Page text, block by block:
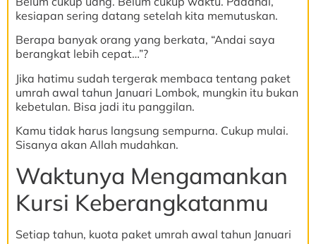
kesiapan sering datang setelah kita memutuskan.
Berapa banyak orang yang berkata, “Andai saya
berangkat lebih cepat…”?
Jika hatimu sudah tergerak membaca tentang paket
umrah awal tahun Januari Lombok, mungkin itu bukan
kebetulan. Bisa jadi itu panggilan.
Kamu tidak harus langsung sempurna. Cukup mulai.
Sisanya akan Allah mudahkan.
Waktunya Mengamankan
Kursi Keberangkatanmu
Setiap tahun, kuota paket umrah awal tahun Januari